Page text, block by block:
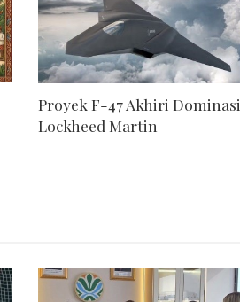
Proyek F-47 Akhiri Dominasi
Lockheed Martin